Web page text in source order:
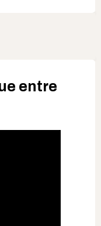
entre